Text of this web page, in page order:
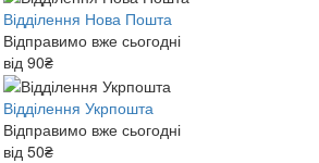
Відділення Нова Пошта
Відправимо вже сьогодні
від 90₴
Відділення Укрпошта
Відправимо вже сьогодні
від 50₴